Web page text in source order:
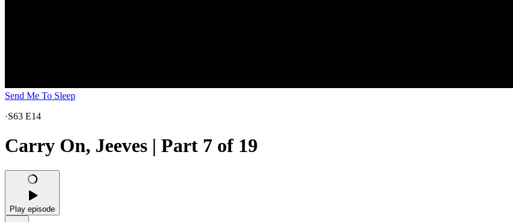
Send Me To Sleep
·S63 E14
Carry On, Jeeves | Part 7 of 19
Play episode